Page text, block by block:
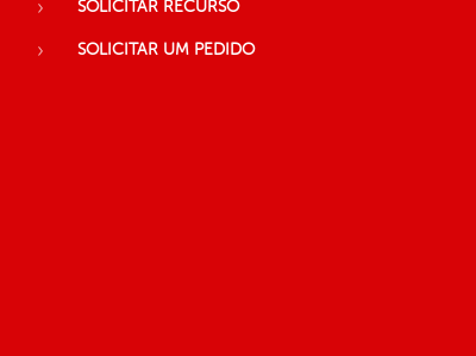
SOLICITAR RECURSO
SOLICITAR UM PEDIDO